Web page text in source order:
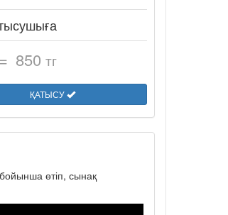
= 850 тг
ҚАТЫСУ
өтіп, сынақ